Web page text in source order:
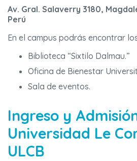
Av. Gral. Salaverry 3180,
Perú
En el campus podrás encontrar
Biblioteca “Sixtilo Dalmau.”
Oficina de Bienestar
Sala de eventos.
Ingreso y
Universidad Le
ULCB